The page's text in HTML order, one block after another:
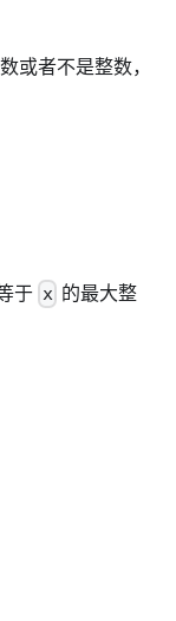
或者不是整数，
于 x的最大整